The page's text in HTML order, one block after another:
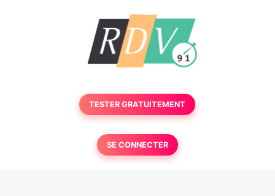
TESTER GRATUITEMENT
SE CONNECTER